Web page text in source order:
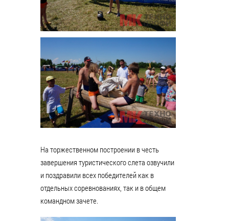
На торжественном построении в честь
завершения туристического слета озвучили
и поздравили всех победителей как в
отдельных соревнованиях, так и в общем
командном зачете.